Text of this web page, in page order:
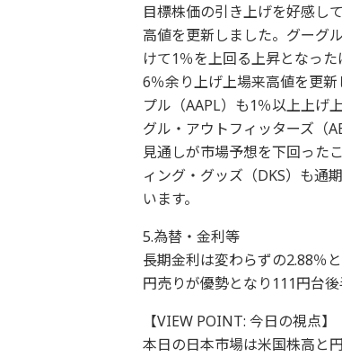
目標株価の引き上げを好感し
高値を更新しました。グーグ
けて1％を上回る上昇となっ
6％余り上げ上場来高値を更
プル（AAPL）も1％以上上げ
グル・アウトフィッターズ（
見通しが市場予想を下回った
ィング・グッズ（DKS）も通
います。
5.為替・金利等
長期金利は変わらずの2.88％
円売りが優勢となり111円台
【VIEW POINT: 今日の視点】
本日の日本市場は米国株高と